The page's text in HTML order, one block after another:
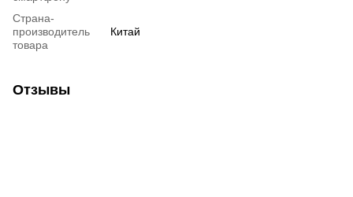
Страна-
производитель
товара
Китай
Отзывы